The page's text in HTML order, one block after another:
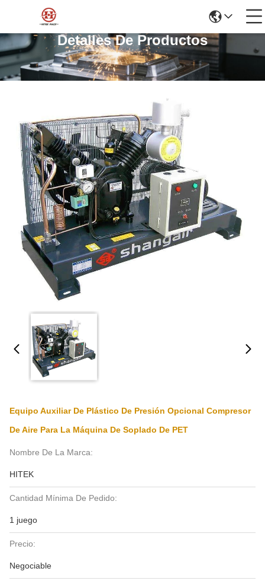
Detalles De Productos
Equipo Auxiliar De Plástico De Presión Opcional Compresor
De Aire Para La Máquina De Soplado De PET
Nombre De La Marca:
HITEK
Cantidad Mínima De Pedido:
1 juego
Precio:
Negociable